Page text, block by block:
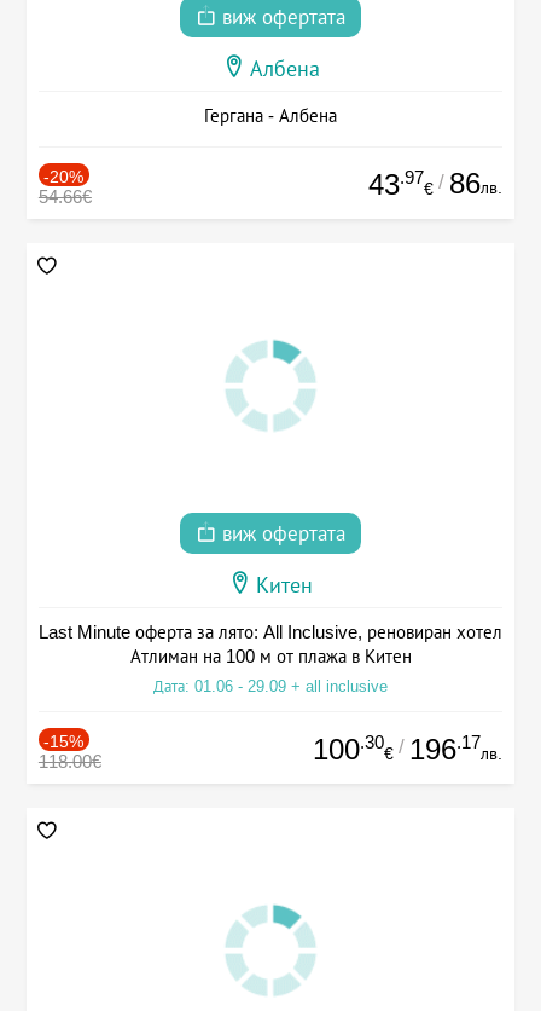
виж офертата
Албена
Гергана - Албена
-20%
54.66€ 43.97
€ / 86лв.
виж офертата
Китен
Last Minute оферта за лято: All Inclusive, реновиран хотел
Атлиман на 100 м от плажа в Китен
Дата: 01.06 - 29.09 + all inclusive
-15%
118.00€ 100.30
€ / 196.17
лв.